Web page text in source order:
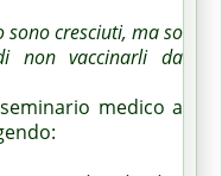
sono cresciuti, ma so
non vaccinarli da
medico a